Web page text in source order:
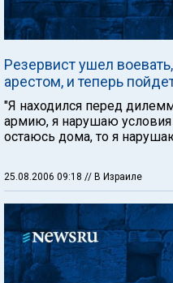
Резервист ушел
арестом, и теперь
"Я находился перед
армию, я нарушаю
остаюсь дома, то я
25.08.2006 09:18 // В Израиле